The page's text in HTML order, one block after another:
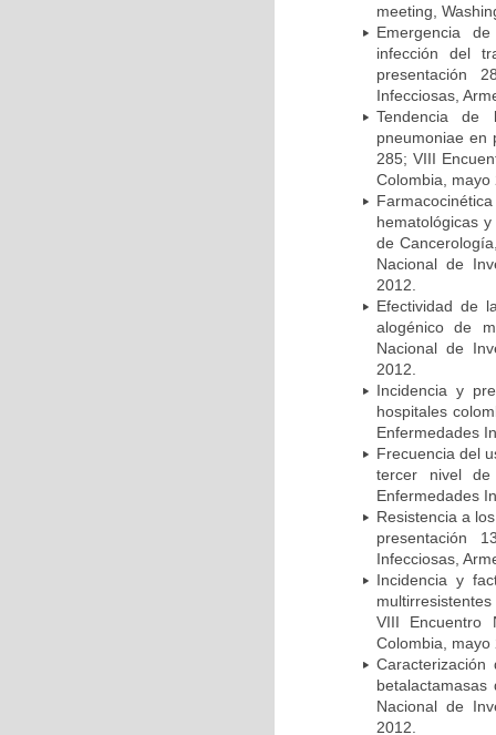
meeting,
Emergencia
infección del
presentación
Infecciosas,
Tendencia de
pneumoniae en
285; VIII
Colombia, mayo
hematológicas
de
Nacional de
2012.
Efectividad de
alogénico de
Nacional de
2012.
Incidencia y
hospitales
Enfermedades
Frecuencia del
tercer nivel de
Enfermedades
Resistencia a
presentación
Infecciosas,
Incidencia y
VIII Encuentro
Colombia, mayo
Nacional de
2012.